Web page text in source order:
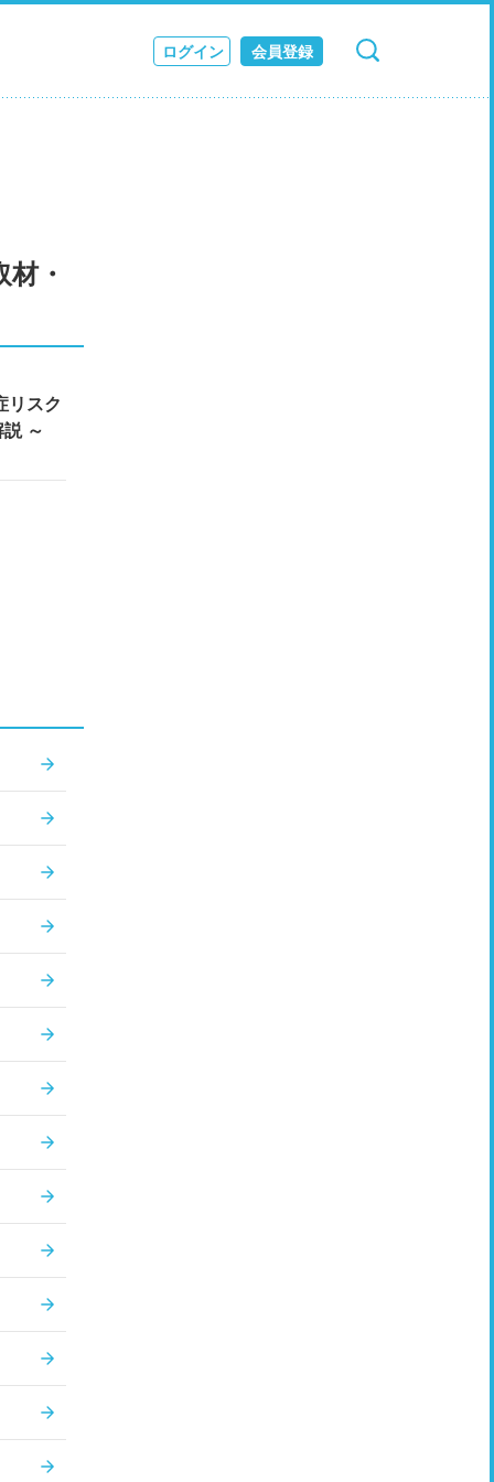
ログイン 会員登録
検索 キャンセル
・
リスク
～